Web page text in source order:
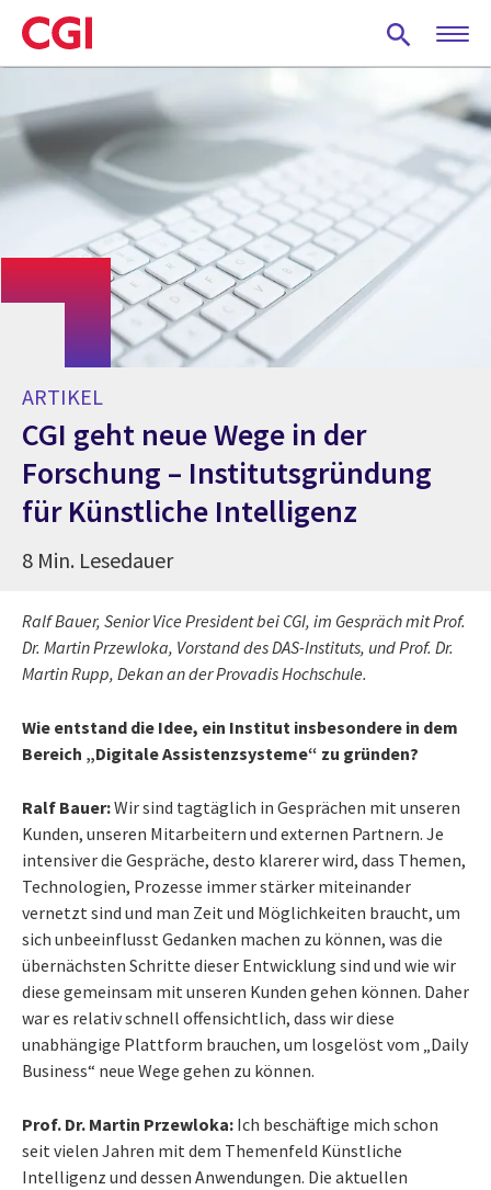
Skip
to
main
ARTIKEL
CGI geht neue Wege in der
Forschung – Institutsgründung
für Künstliche Intelligenz
8 Min. Lesedauer
Ralf Bauer, Senior Vice President bei CGI, im Gespräch mit Prof.
Dr. Martin Przewloka, Vorstand des DAS-Instituts, und Prof. Dr.
Martin Rupp, Dekan an der Provadis Hochschule.
Wie entstand die Idee, ein Institut insbesondere in dem
Bereich „Digitale Assistenzsysteme“ zu gründen?
Ralf Bauer:Wir sind tagtäglich in Gesprächen mit unseren
Kunden, unseren Mitarbeitern und externen Partnern. Je
intensiver die Gespräche, desto klarerer wird, dass Themen,
Technologien, Prozesse immer stärker miteinander
vernetzt sind und man Zeit und Möglichkeiten braucht, um
sich unbeeinflusst Gedanken machen zu können, was die
übernächsten Schritte dieser Entwicklung sind und wie wir
diese gemeinsam mit unseren Kunden gehen können. Daher
war es relativ schnell offensichtlich, dass wir diese
unabhängige Plattform brauchen, um losgelöst vom „Daily
Business“ neue Wege gehen zu können.
Prof. Dr. Martin Przewloka: Ich beschäftige mich schon
seit vielen Jahren mit dem Themenfeld Künstliche
Intelligenz und dessen Anwendungen. Die aktuellen